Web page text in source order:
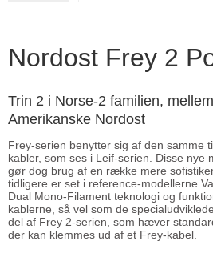
Nordost Frey 2
Trin 2 i Norse-2 familien,
Amerikanske Nordost
Frey-serien benytter sig af den samme
kabler, som ses i Leif-serien. Disse nye
gør dog brug af en række mere
tidligere er set i reference-modellerne
Dual Mono-Filament teknologi og
kablerne, så vel som de
del af Frey 2-serien, som hæver
der kan klemmes ud af et Frey-kabel.